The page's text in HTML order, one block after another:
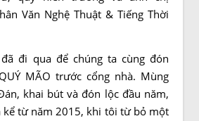
Văn Nghệ Thuật & Tiếng Thời
đi qua để chúng ta cùng đón
MÃO trước cổng nhà. Mùng
khai bút và đón lộc đầu năm,
kể từ năm 2015, khi tôi từ bỏ một